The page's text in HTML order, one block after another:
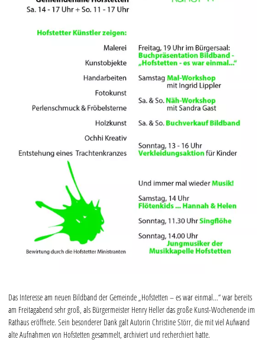
Das Interesse am neuen Bildband der Gemeinde „Hofstetten – es war einmal…“ war bereits
am Freitagabend sehr groß, als Bürgermeister Henry Heller das große Kunst-Wochenende im
Rathaus eröffnete. Sein besonderer Dank galt Autorin Christine Störr, die mit viel Aufwand
alte Aufnahmen von Hofstetten gesammelt, archiviert und recherchiert hatte.